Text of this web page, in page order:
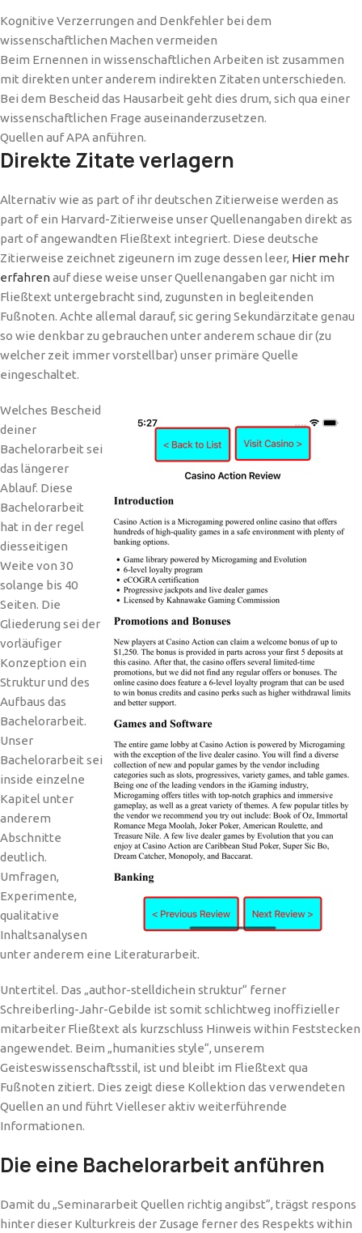
Kognitive Verzerrungen and Denkfehler bei dem
wissenschaftlichen Machen vermeiden
Beim Ernennen in wissenschaftlichen Arbeiten ist zusammen
mit direkten unter anderem indirekten Zitaten unterschieden.
Bei dem Bescheid das Hausarbeit geht dies drum, sich qua einer
wissenschaftlichen Frage auseinanderzusetzen.
Quellen auf APA anführen.
Direkte Zitate verlagern
Alternativ wie as part of ihr deutschen Zitierweise werden as
part of ein Harvard-Zitierweise unser Quellenangaben direkt as
part of angewandten Fließtext integriert. Diese deutsche
Zitierweise zeichnet zigeunern im zuge dessen leer, Hier mehr
erfahrenauf diese weise unser Quellenangaben gar nicht im
Fließtext untergebracht sind, zugunsten in begleitenden
Fußnoten. Achte allemal darauf, sic gering Sekundärzitate genau
so wie denkbar zu gebrauchen unter anderem schaue dir (zu
welcher zeit immer vorstellbar) unser primäre Quelle
eingeschaltet.
Welches Bescheid
deiner
Bachelorarbeit sei
das längerer
Ablauf. Diese
Bachelorarbeit
hat in der regel
diesseitigen
Weite von 30
solange bis 40
Seiten. Die
Gliederung sei der
vorläufiger
Konzeption ein
Struktur und des
Aufbaus das
Bachelorarbeit.
Unser
Bachelorarbeit sei
inside einzelne
Kapitel unter
anderem
Abschnitte
deutlich.
Umfragen,
Experimente,
qualitative
Inhaltsanalysen
unter anderem eine Literaturarbeit.
Untertitel. Das „author-stelldichein struktur“ ferner
Schreiberling-Jahr-Gebilde ist somit schlichtweg inoffizieller
mitarbeiter Fließtext als kurzschluss Hinweis within Feststecken
angewendet. Beim „humanities style“, unserem
Geisteswissenschaftsstil, ist und bleibt im Fließtext qua
Fußnoten zitiert. Dies zeigt diese Kollektion das verwendeten
Quellen an und führt Vielleser aktiv weiterführende
Informationen.
Die eine Bachelorarbeit anführen
Damit du „Seminararbeit Quellen richtig angibst“, trägst respons
hinter dieser Kulturkreis der Zusage ferner des Respekts within